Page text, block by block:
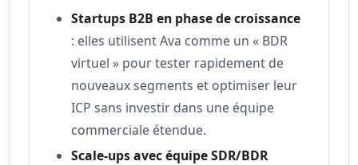
Startups B2B en phase de croissance
: elles utilisent Ava comme un « BDR
virtuel » pour tester rapidement de
nouveaux segments et optimiser leur
ICP sans investir dans une équipe
commerciale étendue.
Scale-ups avec équipe SDR/BDR